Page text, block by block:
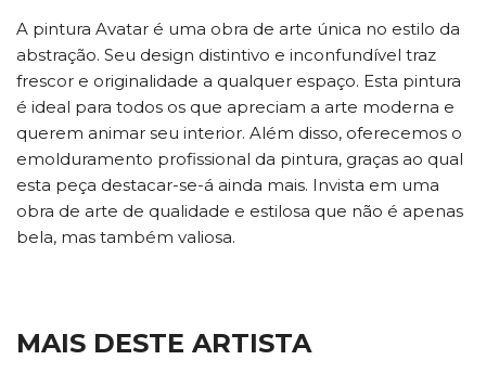
A pintura Avatar é uma obra de arte única no estilo da
abstração. Seu design distintivo e inconfundível traz
frescor e originalidade a qualquer espaço. Esta pintura
é ideal para todos os que apreciam a arte moderna e
querem animar seu interior. Além disso, oferecemos o
emolduramento profissional da pintura, graças ao qual
esta peça destacar-se-á ainda mais. Invista em uma
obra de arte de qualidade e estilosa que não é apenas
bela, mas também valiosa.
MAIS DESTE ARTISTA